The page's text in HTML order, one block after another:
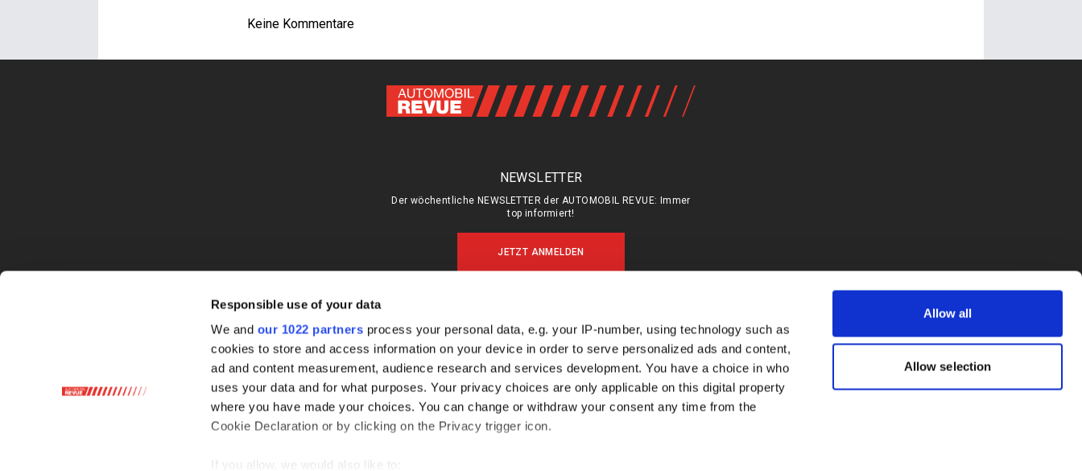
Responsible use of your data
We and our 1022 partners process your personal data, e.g. your IP-number, using technology such as
cookies to store and access information on your device in order to serve personalized ads and content,
ad and content measurement, audience research and services development. You have a choice in who
uses your data and for what purposes. Your privacy choices are only applicable on this digital property
where you have made your choices. You can change or withdraw your consent any time from the
Cookie Declaration or by clicking on the Privacy trigger icon.
If you allow, we would also like to:
Allow all
Allow selection
Keine Kommentare
NEWSLETTER
Der wöchentliche NEWSLETTER der AUTOMOBIL REVUE: Immer
top informiert!
JETZT ANMELDEN
MEIN ABO (LOGIN)
ABO & SHOP
E-PAPER
KÜNDIGUNG
DATENSCHUTZ
ÜBER UNS
MEDIADATEN
KONTAKT
IMPRESSUM